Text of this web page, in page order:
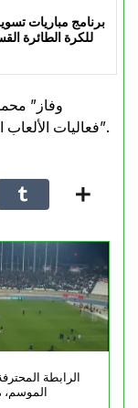
برنامج مباريات
للكرة الطائرة
وفاز”
فعاليات الألعاب الإفريقية التي تجري بالعاصمة الغانية “أكرا”.
الرابطة
الموسم،